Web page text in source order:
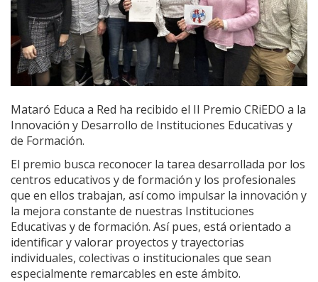
Mataró Educa a Red ha recibido el II Premio CRiEDO a la
Innovación y Desarrollo de Instituciones Educativas y
de Formación.
El premio busca reconocer la tarea desarrollada por los
centros educativos y de formación y los profesionales
que en ellos trabajan, así como impulsar la innovación y
la mejora constante de nuestras Instituciones
Educativas y de formación. Así pues, está orientado a
identificar y valorar proyectos y trayectorias
individuales, colectivas o institucionales que sean
especialmente remarcables en este ámbito.